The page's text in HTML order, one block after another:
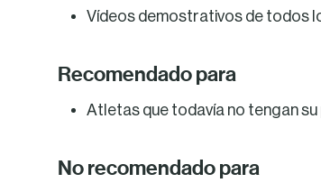
Vídeos demostrativos de todos
Recomendado para
Atletas que todavía no tengan
No recomendado para